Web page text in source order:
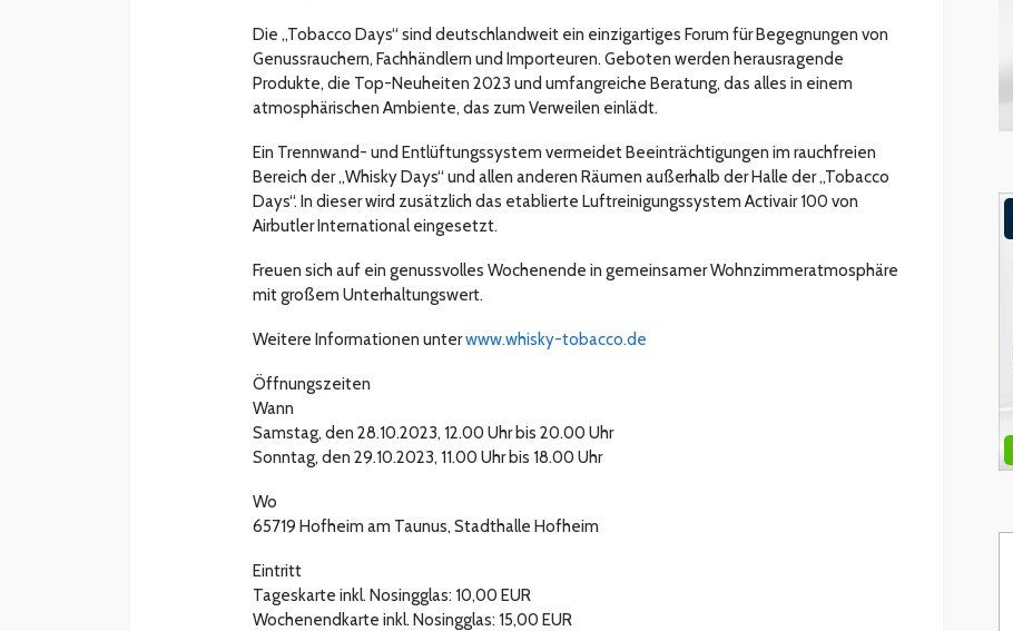
Die „Tobacco Days“ sind deutschlandweit ein einzigartiges Forum für Begegnungen von
Genussrauchern, Fachhändlern und Importeuren. Geboten werden herausragende
Produkte, die Top-Neuheiten 2023 und umfangreiche Beratung, das alles in einem
atmosphärischen Ambiente, das zum Verweilen einlädt.
Ein Trennwand- und Entlüftungssystem vermeidet Beeinträchtigungen im rauchfreien
Bereich der „Whisky Days“ und allen anderen Räumen außerhalb der Halle der „Tobacco
Days“. In dieser wird zusätzlich das etablierte Luftreinigungssystem Activair 100 von
Airbutler International eingesetzt.
Freuen sich auf ein genussvolles Wochenende in gemeinsamer Wohnzimmeratmosphäre
mit großem Unterhaltungswert.
Weitere Informationen unterwww.whisky-tobacco.de
Öffnungszeiten
Wann
Samstag, den 28.10.2023, 12.00 Uhr bis 20.00 Uhr
Sonntag, den 29.10.2023, 11.00 Uhr bis 18.00 Uhr
Wo
65719 Hofheim am Taunus, Stadthalle Hofheim
Eintritt
Tageskarte inkl. Nosingglas: 10,00 EUR
Wochenendkarte inkl. Nosingglas: 15,00 EUR